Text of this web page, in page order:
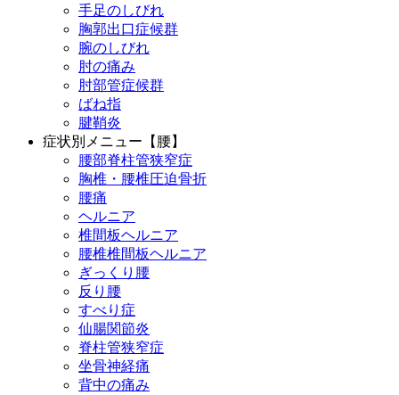
手足のしびれ
胸郭出口症候群
腕のしびれ
肘の痛み
肘部管症候群
ばね指
腱鞘炎
症状別メニュー【腰】
腰部脊柱管狭窄症
胸椎・腰椎圧迫骨折
腰痛
ヘルニア
椎間板ヘルニア
腰椎椎間板ヘルニア
ぎっくり腰
反り腰
すべり症
仙腸関節炎
脊柱管狭窄症
坐骨神経痛
背中の痛み